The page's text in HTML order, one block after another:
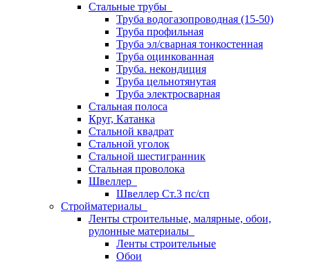
Стальные трубы
Труба водогазопроводная (15-50)
Труба профильная
Труба эл/сварная тонкостенная
Труба оцинкованная
Труба. некондиция
Труба цельнотянутая
Труба электросварная
Стальная полоса
Круг, Катанка
Стальной квадрат
Стальной уголок
Стальной шестигранник
Стальная проволока
Швеллер
Швеллер Ст.3 пс/сп
Стройматериалы
Ленты строительные, малярные, обои,
рулонные материалы
Ленты строительные
Обои